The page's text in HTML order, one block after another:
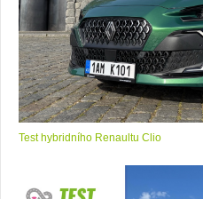
Test hybridního Renaultu Clio